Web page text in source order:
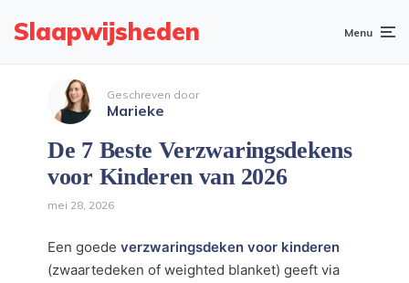
Slaapwijsheden Menu
Geschreven door
Marieke
De 7 Beste Verzwaringsdekens
voor Kinderen van 2026
mei 28, 2026
Een goede verzwaringsdeken voor kinderen
(zwaartedeken of weighted blanket) geeft via